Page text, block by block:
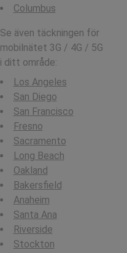
Columbus
Se även täckningen för
mobilnätet 3G / 4G / 5G
i ditt område:
Los Angeles
San Diego
San Francisco
Fresno
Sacramento
Long Beach
Oakland
Bakersfield
Anaheim
Santa Ana
Riverside
Stockton